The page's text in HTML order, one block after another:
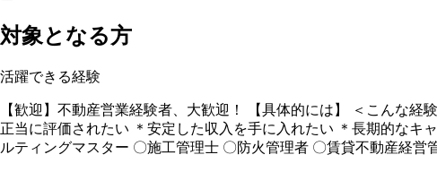
対象となる方
活躍できる経験
【歓迎】不動産営業経験者、大歓迎！ 【具体的には】 ＜こんな
正当に評価されたい ＊安定した収入を手に入れたい ＊長期的な
ルティングマスター 〇施工管理士 〇防火管理者 〇賃貸不動産経営